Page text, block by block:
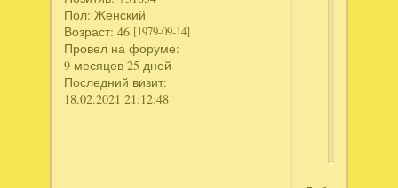
Пол: Женский
Возраст: 46 [1979-09-14]
Провел на форуме:
9 месяцев 25 дней
Последний визит:
18.02.2021 21:12:48